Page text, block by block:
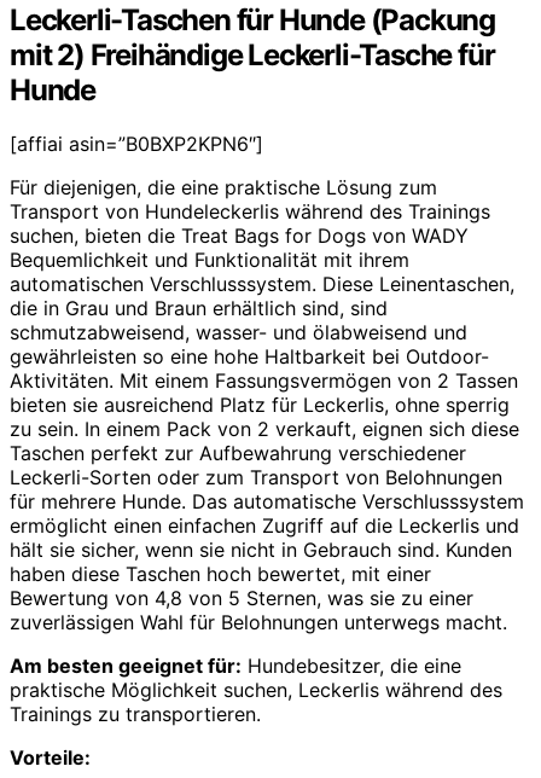
Leckerli-Taschen für Hunde (Packung
mit 2) Freihändige Leckerli-Tasche für
Hunde
[affiai asin=”B0BXP2KPN6″]
Für diejenigen, die eine praktische Lösung zum
Transport von Hundeleckerlis während des Trainings
suchen, bieten die Treat Bags for Dogs von WADY
Bequemlichkeit und Funktionalität mit ihrem
automatischen Verschlusssystem. Diese Leinentaschen,
die in Grau und Braun erhältlich sind, sind
schmutzabweisend, wasser- und ölabweisend und
gewährleisten so eine hohe Haltbarkeit bei Outdoor-
Aktivitäten. Mit einem Fassungsvermögen von 2 Tassen
bieten sie ausreichend Platz für Leckerlis, ohne sperrig
zu sein. In einem Pack von 2 verkauft, eignen sich diese
Taschen perfekt zur Aufbewahrung verschiedener
Leckerli-Sorten oder zum Transport von Belohnungen
für mehrere Hunde. Das automatische Verschlusssystem
ermöglicht einen einfachen Zugriff auf die Leckerlis und
hält sie sicher, wenn sie nicht in Gebrauch sind. Kunden
haben diese Taschen hoch bewertet, mit einer
Bewertung von 4,8 von 5 Sternen, was sie zu einer
zuverlässigen Wahl für Belohnungen unterwegs macht.
Am besten geeignet für: Hundebesitzer, die eine
praktische Möglichkeit suchen, Leckerlis während des
Trainings zu transportieren.
Vorteile: